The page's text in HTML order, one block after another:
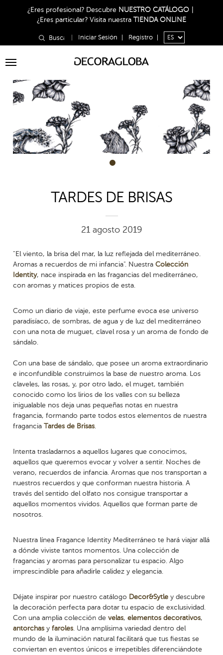
¿Eres profesional? Descubre NUESTRO CATÁLOGO
¿Eres particular? Visita nuestra TIENDA ONLINE
Iniciar Sesión Registro
Toggle
1
TARDES DE BRISAS
21 agosto 2019
"El viento, la brisa del mar, la luz reflejada del mediterráneo.
Aromas a recuerdos de mi infancia". NuestraColección
Identity, nace inspirada en las fragancias del mediterráneo,
con aromas y matices propios de esta.
Como un diario de viaje, este perfume evoca ese universo
paradisíaco, de sombras, de agua y de luz del mediterráneo
con una nota de muguet, clavel rosa y un aroma de fondo de
sándalo.
Con una base de sándalo, que posee un aroma extraordinario
e inconfundible construimos la base de nuestro aroma. Los
claveles, las rosas, y, por otro lado, el muget, también
conocido como los lirios de los valles con su belleza
inigualable nos deja unas pequeñas notas en nuestra
fragancia, formando parte todos estos elementos de nuestra
fraganciaTardes de Brisas
Intenta trasladarnos a aquellos lugares que conocimos,
aquellos que queremos evocar y volver a sentir. Noches de
verano, recuerdos de infancia. Aromas que nos transportan a
nuestros recuerdos y que conforman nuestra historia. A
través del sentido del olfato nos consigue transportar a
aquellos momentos vividos. Aquellos que forman parte de
nosotros.
Nuestra línea Fragance Identity Mediterráneo te hará viajar allá
a dónde viviste tantos momentos. Una colección de
fragancias y aromas para personalizar tu espacio. Algo
imprescindible para añadirle calidez y elegancia.
Déjate inspirar por nuestro catálogo Decor&Sytle y descubre
la decoración perfecta para dotar tu espacio de exclusividad.
Con una amplia colección develas,elementos decorativos,
antorchasyfaroles . Una amplísima variedad dentro del
mundo de la iluminación natural facilitará que tus fiestas se
conviertan en eventos únicos e irrepetibles diferenciándote